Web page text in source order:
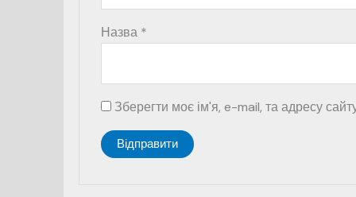
Назва *
Зберегти моє ім'я, e-mail, та адресу